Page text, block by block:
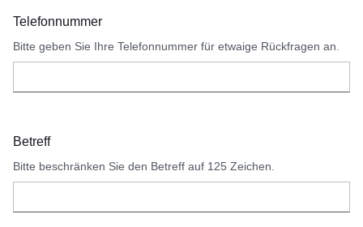
Telefonnummer
Bitte geben Sie Ihre Telefonnummer für etwaige Rückfragen an.
Betreff
Bitte beschränken Sie den Betreff auf 125 Zeichen.